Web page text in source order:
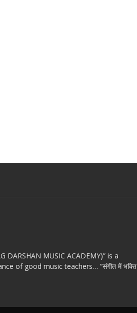
DARSHAN MUSIC ACADEMY)” is a
of good music teachers… “संगीत में भक्ति